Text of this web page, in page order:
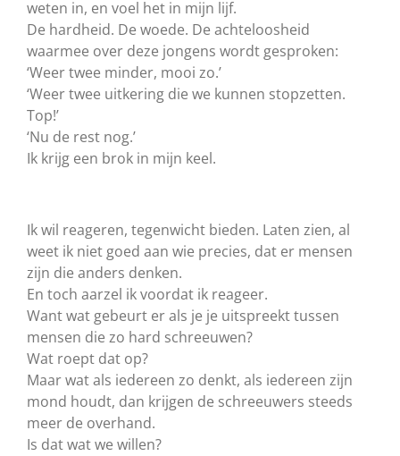
weten in, en voel het in mijn lijf.
De hardheid. De woede. De achteloosheid
waarmee over deze jongens wordt gesproken:
‘Weer twee minder, mooi zo.’
‘Weer twee uitkering die we kunnen stopzetten.
Top!’
‘Nu de rest nog.’
Ik krijg een brok in mijn keel.
Ik wil reageren, tegenwicht bieden. Laten zien, al
weet ik niet goed aan wie precies, dat er mensen
zijn die anders denken.
En toch aarzel ik voordat ik reageer.
Want wat gebeurt er als je je uitspreekt tussen
mensen die zo hard schreeuwen?
Wat roept dat op?
Maar wat als iedereen zo denkt, als iedereen zijn
mond houdt, dan krijgen de schreeuwers steeds
meer de overhand.
Is dat wat we willen?